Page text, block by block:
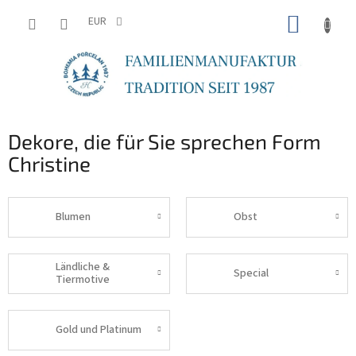
EUR
Dekore, die für Sie sprechen Form
Christine
Blumen Obst
Ländliche &
Tiermotive
Special
Gold und Platinum